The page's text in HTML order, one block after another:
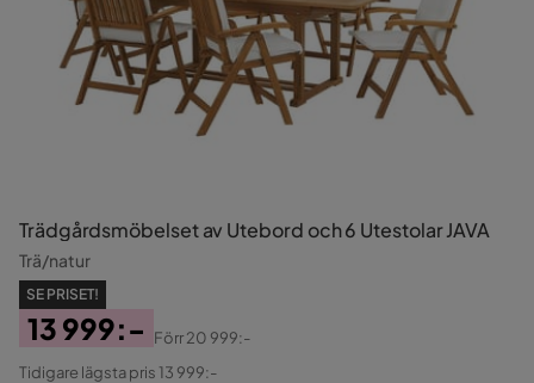
Trädgårdsmöbelset av Utebord och 6 Utestolar JAVA
Trä/natur
SE PRISET!
Pris
13 999:-
Original
Förr20 999:-
Tidigare lägsta pris 13 999:-